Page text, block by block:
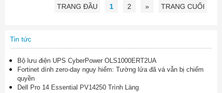
TRANG ĐẦU 1 2 » TRANG CUỐI
Tin tức
Bộ lưu điện UPS CyberPower OLS1000ERT2UA
Fortinet dính zero-day nguy hiểm: Tường lửa đã vá vẫn bị chiếm
quyền
Dell Pro 14 Essential PV14250 Trình Làng